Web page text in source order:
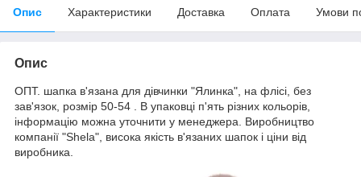
Опис Характеристики Доставка Оплата Умови
Опис
ОПТ. шапка в'язана для дівчинки "Ялинка", на флісі, без
зав'язок, розмір 50-54 . В упаковці п'ять різних кольорів,
інформацію можна уточнити у менеджера. Виробництво
компанії "Shela", висока якість в'язаних шапок і ціни від
виробника.